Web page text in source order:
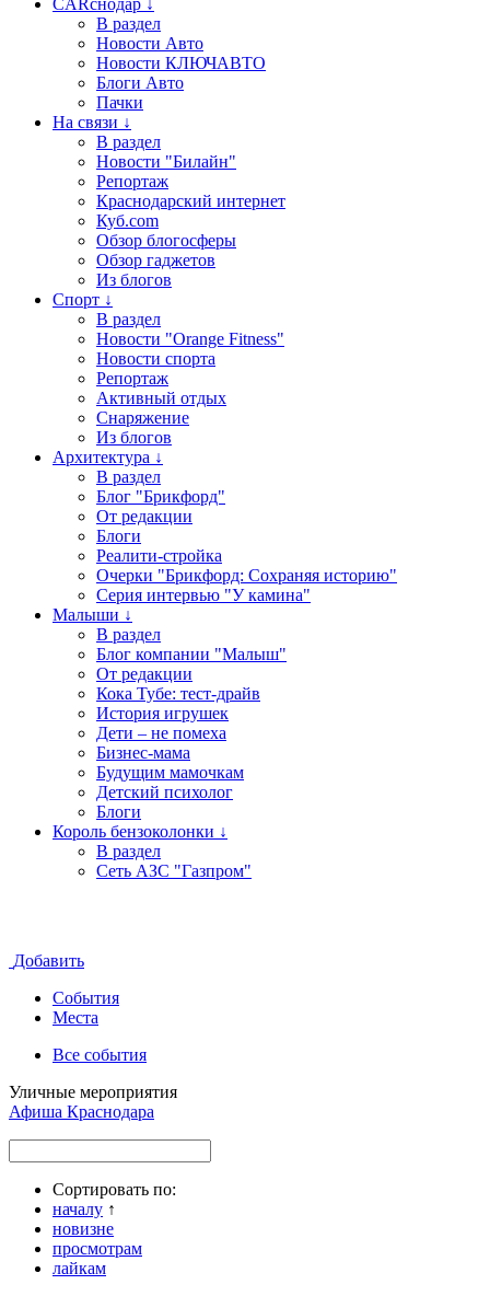
CARснодар ↓
В раздел
Новости Авто
Новости КЛЮЧАВТО
Блоги Авто
Пачки
На связи ↓
В раздел
Новости "Билайн"
Репортаж
Краснодарский интернет
Куб.com
Обзор блогосферы
Обзор гаджетов
Из блогов
Спорт ↓
В раздел
Новости "Orange Fitness"
Новости спорта
Репортаж
Активный отдых
Снаряжение
Из блогов
Архитектура ↓
В раздел
Блог "Брикфорд"
От редакции
Блоги
Реалити-стройка
Очерки "Брикфорд: Сохраняя историю"
Серия интервью "У камина"
Малыши ↓
В раздел
Блог компании "Малыш"
От редакции
Кока Тубе: тест-драйв
История игрушек
Дети – не помеха
Бизнес-мама
Будущим мамочкам
Детский психолог
Блоги
Король бензоколонки ↓
В раздел
Сеть АЗС "Газпром"
Добавить
События
Места
Все события
Уличные мероприятия
Афиша Краснодара
Сортировать по:
началу ↑
новизне
просмотрам
лайкам